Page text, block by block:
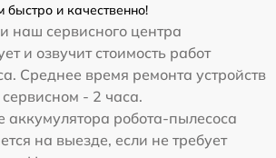
и качественно!
наш сервисного центра
и озвучит стоимость работ
Среднее время ремонта устройств
- 2 часа.
аккумулятора робота-пылесоса
на выезде, если не требует